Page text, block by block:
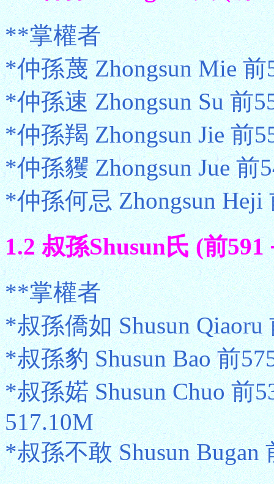
**掌權者
*仲孫蔑 Zhongsun Mie
*仲孫速 Zhongsun Su 前
*仲孫羯 Zhongsun Jie 前
*仲孫貜 Zhongsun Jue 前
*仲孫何忌 Zhongsun Heji
1.2 叔孫Shusun氏 (前
**掌權者
*叔孫僑如 Shusun Qiaoru
*叔孫豹 Shusun Bao 前
*叔孫婼 Shusun Chuo
517.10M
*叔孫不敢 Shusun Bugan